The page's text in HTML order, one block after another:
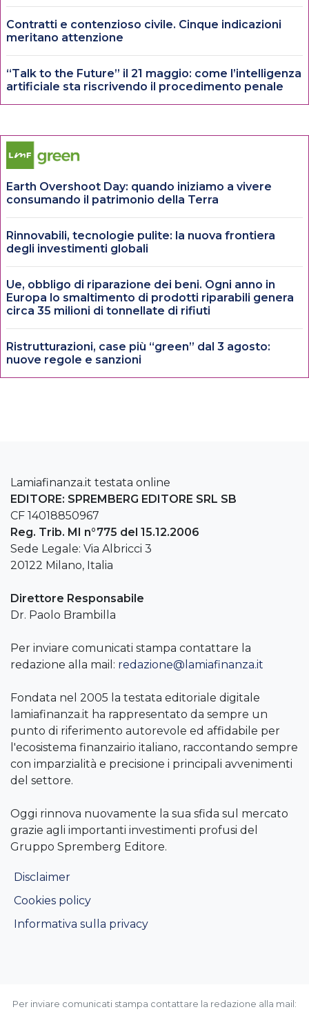
Contratti e contenzioso civile. Cinque indicazioni
meritano attenzione
“Talk to the Future” il 21 maggio: come l’intelligenza
artificiale sta riscrivendo il procedimento penale
Earth Overshoot Day: quando iniziamo a vivere
consumando il patrimonio della Terra
Rinnovabili, tecnologie pulite: la nuova frontiera
degli investimenti globali
Ue, obbligo di riparazione dei beni. Ogni anno in
Europa lo smaltimento di prodotti riparabili genera
circa 35 milioni di tonnellate di rifiuti
Ristrutturazioni, case più “green” dal 3 agosto:
nuove regole e sanzioni
Lamiafinanza.it testata online
EDITORE: SPREMBERG EDITORE SRL SB
CF 14018850967
Reg. Trib. MI n°775 del 15.12.2006
Sede Legale: Via Albricci 3
20122 Milano, Italia
Direttore Responsabile
Dr. Paolo Brambilla
Per inviare comunicati stampa contattare la
redazione alla mail: redazione@lamiafinanza.it
Fondata nel 2005 la testata editoriale digitale
lamiafinanza.it ha rappresentato da sempre un
punto di riferimento autorevole ed affidabile per
l'ecosistema finanzairio italiano, raccontando sempre
con imparzialità e precisione i principali avvenimenti
del settore.
Oggi rinnova nuovamente la sua sfida sul mercato
grazie agli importanti investimenti profusi del
Gruppo Spremberg Editore.
Disclaimer
Cookies policy
Informativa sulla privacy
Per inviare comunicati stampa contattare la redazione alla mail: